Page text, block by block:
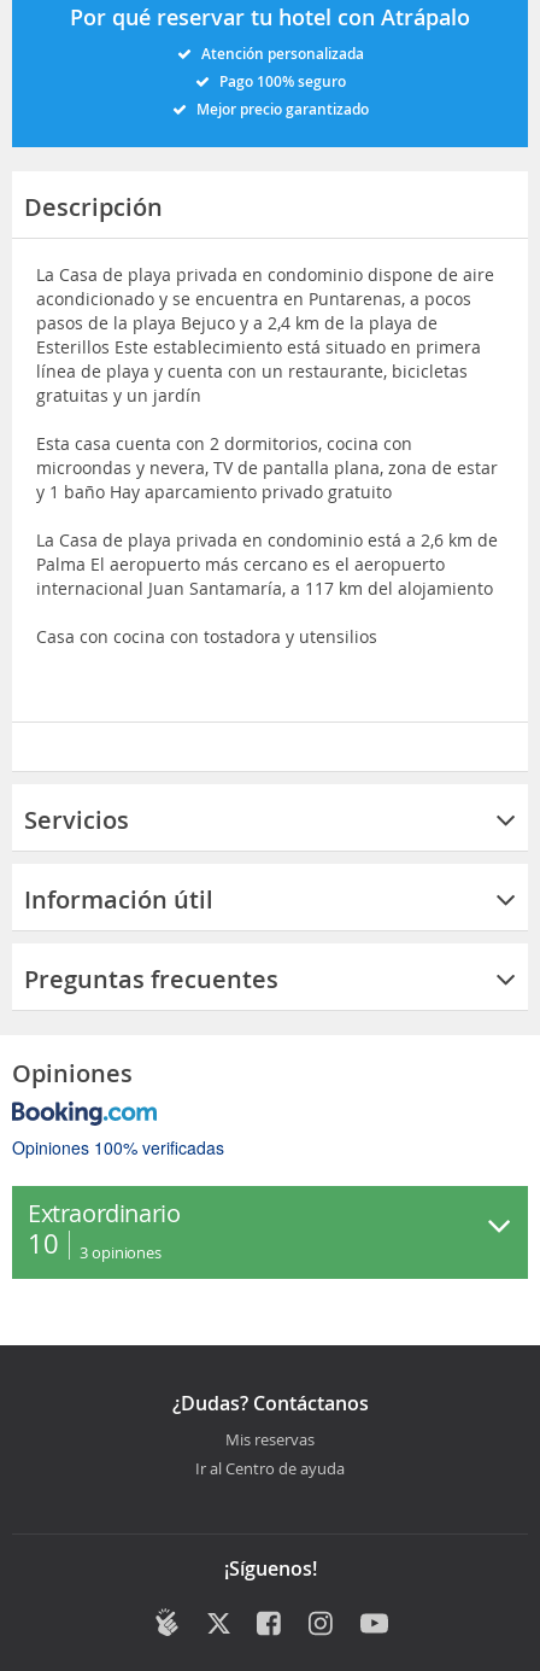
Por qué reservar tu hotel con Atrápalo
Atención personalizada
Pago 100% seguro
Mejor precio garantizado
Descripción
La Casa de playa privada en condominio dispone de aire
acondicionado y se encuentra en Puntarenas, a pocos
pasos de la playa Bejuco y a 2,4 km de la playa de
Esterillos Este establecimiento está situado en primera
línea de playa y cuenta con un restaurante, bicicletas
gratuitas y un jardín
Esta casa cuenta con 2 dormitorios, cocina con
microondas y nevera, TV de pantalla plana, zona de estar
y 1 baño Hay aparcamiento privado gratuito
La Casa de playa privada en condominio está a 2,6 km de
Palma El aeropuerto más cercano es el aeropuerto
internacional Juan Santamaría, a 117 km del alojamiento
Casa con cocina con tostadora y utensilios
Servicios
Información útil
Preguntas frecuentes
Opiniones
Opiniones 100% verificadas
Extraordinario
10 3 opiniones
¿Dudas? Contáctanos
Mis reservas
Ir al Centro de ayuda
¡Síguenos!